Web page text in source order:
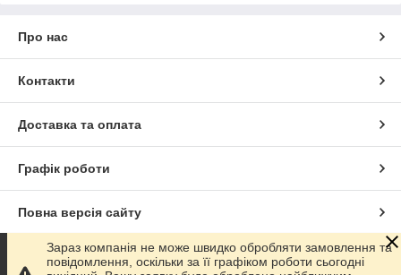
Про нас
Контакти
Доставка та оплата
Графік роботи
Повна версія сайту
Сайт створено на маркетплейсіProm.ua
Зараз компанія не може швидко обробляти замовлення та
повідомлення, оскільки за її графіком роботи сьогодні